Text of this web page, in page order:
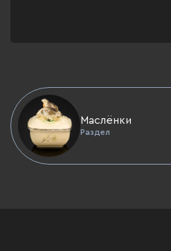
Маслёнки
Раздел